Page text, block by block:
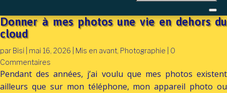
Donner à mes photos une vie en dehors du
cloud
par Bisi mai 16, 2026 Mis en avant, Photographie | 0
Commentaires
Pendant des années, j’ai voulu que mes photos existent
ailleurs que sur mon téléphone, mon appareil photo ou